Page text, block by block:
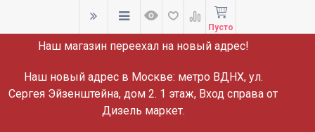
ВНИМАНИЕ!
Наш магазин переехал на новый адрес!
Наш новый адрес в Москве: метро ВДНХ, ул.
Сергея Эйзенштейна, дом 2. 1 этаж, Вход справа от
Дизель маркет.
Пусто